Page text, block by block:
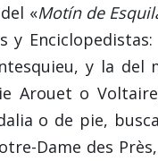
«Motín de
y
y la del
Arouet o
o de pie,
Dame des